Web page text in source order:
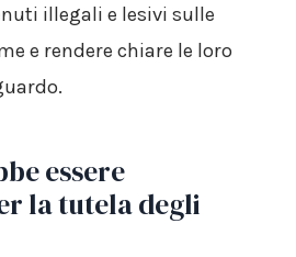
illegali e lesivi sulle
e rendere chiare le loro
essere
la tutela degli